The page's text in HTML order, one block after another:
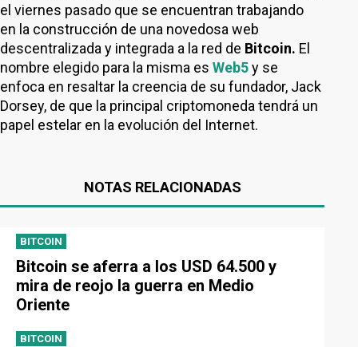
el viernes pasado que se encuentran trabajando
en la construcción de una novedosa web
descentralizada y integrada a la red de Bitcoin. El
nombre elegido para la misma es Web5y se
enfoca en resaltar la creencia de su fundador, Jack
Dorsey, de que la principal criptomoneda tendrá un
papel estelar en la evolución del Internet.
NOTAS RELACIONADAS
BITCOIN
Bitcoin se aferra a los USD 64.500 y
mira de reojo la guerra en Medio
Oriente
BITCOIN